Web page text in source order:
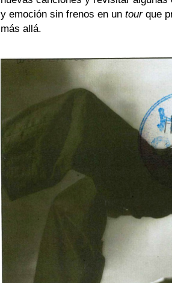
y emoción sin frenos en un tourque
más allá.